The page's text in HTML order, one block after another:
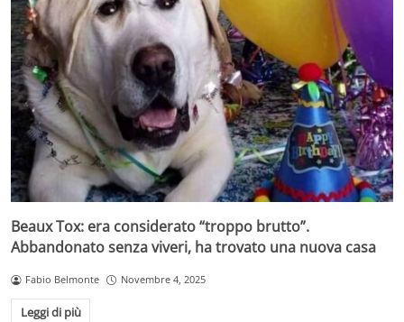
Beaux Tox: era considerato “troppo brutto”.
Abbandonato senza viveri, ha trovato una nuova casa
Fabio Belmonte Novembre 4, 2025
Leggi di più